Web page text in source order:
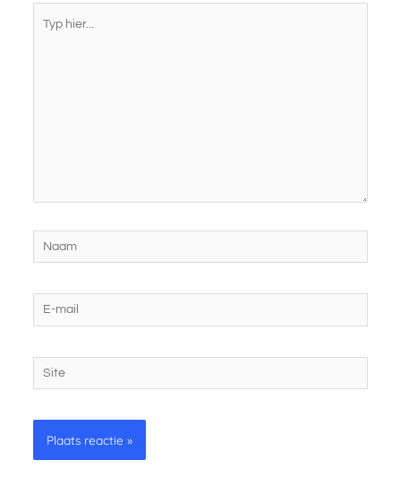
hier...
Naam
mail
Site